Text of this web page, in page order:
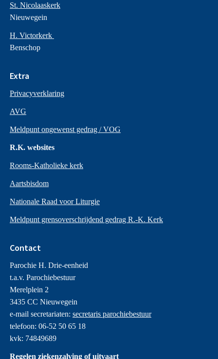
St. Nicolaaskerk
Nieuwegein
H. Victorkerk
Benschop
Extra
Privacyverklaring
AVG
Meldpunt ongewenst gedrag / VOG
R.K. websites
Rooms-Katholieke kerk
Aartsbisdom
Nationale Raad voor Liturgie
Meldpunt grensoverschrijdend gedrag R.-K. Kerk
Contact
Parochie H. Drie-eenheid
t.a.v. Parochiebestuur
Merelplein 2
3435 CC Nieuwegein
e-mail secretariaten: secretaris parochiebestuur
telefoon: 06-52 50 65 18
kvk: 74849689
Regelen ziekenzalving of uitvaart